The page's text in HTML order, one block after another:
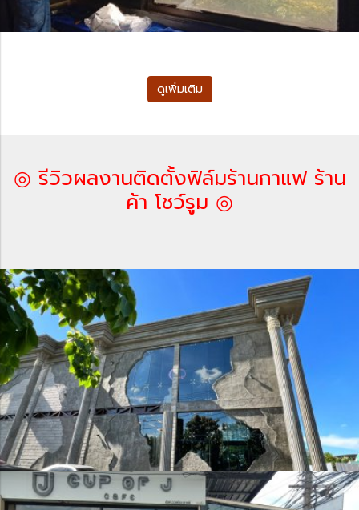
ดูเพิ่มเติม
◎ รีวิวผลงานติดตั้งฟิล์มร้านกาแฟ ร้าน
ค้า โชว์รูม ◎